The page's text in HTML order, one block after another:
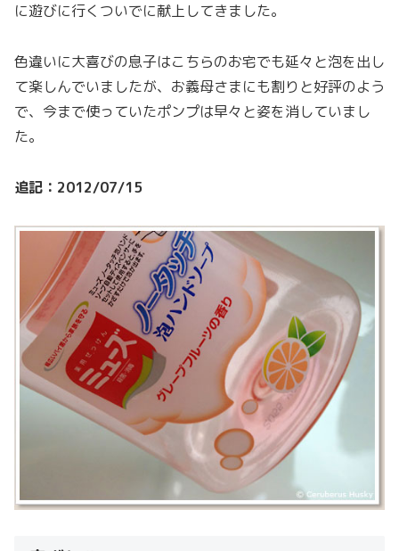
に遊びに行くついでに献上してきました。
色違いに大喜びの息子はこちらのお宅でも延々と泡を出し
て楽しんでいましたが、お義母さまにも割りと好評のよう
で、今まで使っていたポンプは早々と姿を消していまし
た。
追記：2012/07/15